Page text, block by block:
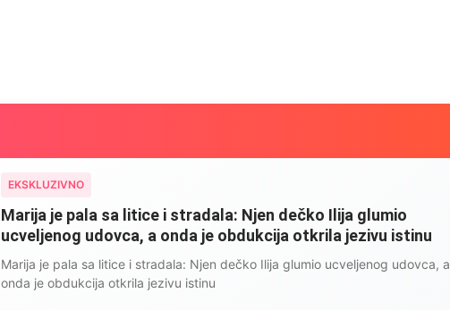
EKSKLUZIVNO
Marija je pala sa litice i stradala: Njen dečko Ilija glumio
ucveljenog udovca, a onda je obdukcija otkrila jezivu istinu
Marija je pala sa litice i stradala: Njen dečko Ilija glumio ucveljenog udovca, a
onda je obdukcija otkrila jezivu istinu